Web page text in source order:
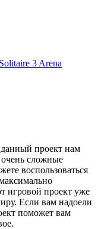
данный проект нам
сложные
воспользоваться
игровой проект уже
Если вам надоели
поможет вам